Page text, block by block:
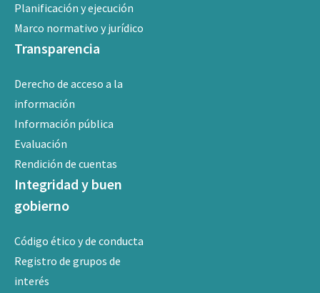
Planificación y ejecución
Marco normativo y jurídico
Transparencia
Derecho de acceso a la
información
Información pública
Evaluación
Rendición de cuentas
Integridad y buen
gobierno
Código ético y de conducta
Registro de grupos de
interés